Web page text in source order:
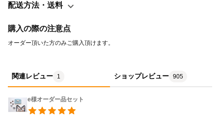
配送方法・送料
購入の際の注意点
オーダー頂いた方のみご購入頂けます。
関連レビュー 1 ショップレビュー 905
e様オーダー品セット